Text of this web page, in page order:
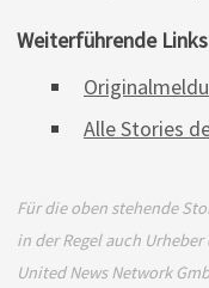
Weiterführende Links
Alle Stories
Für die oben stehende
in der Regel auch
United News Network